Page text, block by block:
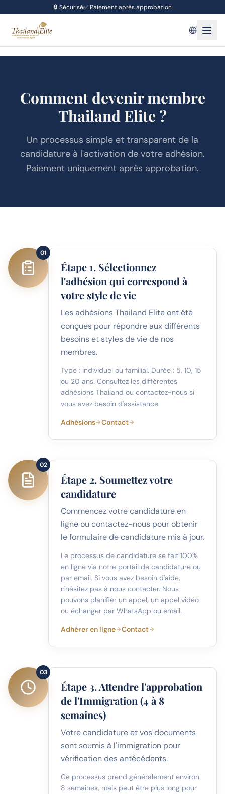
🔒 Sécurisé✅ Paiement après approbation
Comment devenir membre
Thailand Elite ?
Un processus simple et transparent de la
candidature à l'activation de votre adhésion.
Paiement uniquement après approbation.
01
Étape 1. Sélectionnez
l'adhésion qui correspond à
votre style de vie
Les adhésions Thailand Elite ont été
conçues pour répondre aux différents
besoins et styles de vie de nos
membres.
Type : individuel ou familial. Durée : 5, 10, 15
ou 20 ans. Consultez les différentes
adhésions Thailand ou contactez-nous si
vous avez besoin d'assistance.
Adhésions Contact
02
Étape 2. Soumettez votre
candidature
Commencez votre candidature en
ligne ou contactez-nous pour obtenir
le formulaire de candidature mis à jour.
Le processus de candidature se fait 100%
en ligne via notre portail de candidature ou
par email. Si vous avez besoin d'aide,
n'hésitez pas à nous contacter. Nous
pouvons planifier un appel, un appel vidéo
ou échanger par WhatsApp ou email.
Adhérer en ligne Contact
03
Étape 3. Attendre l'approbation
de l'Immigration (4 à 8
semaines)
Votre candidature et vos documents
sont soumis à l'immigration pour
vérification des antécédents.
Ce processus prend généralement environ
8 semaines, mais peut être plus long pour